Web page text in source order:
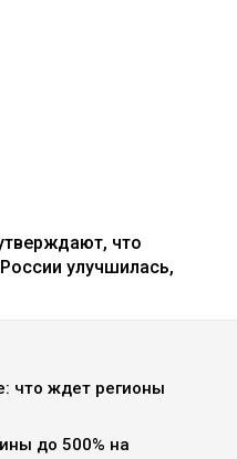
что
улучшилась,
что ждет регионы
до 500% на